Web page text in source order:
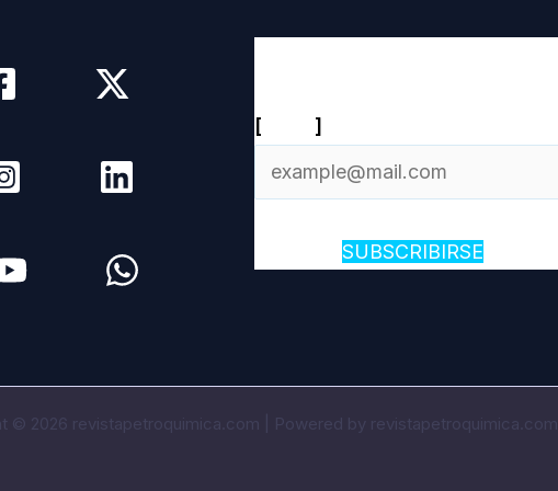
[ ]
SUBSCRIBIRSE
© 2026 revistapetroquimica.com | Powered by revistapetroquimica.com